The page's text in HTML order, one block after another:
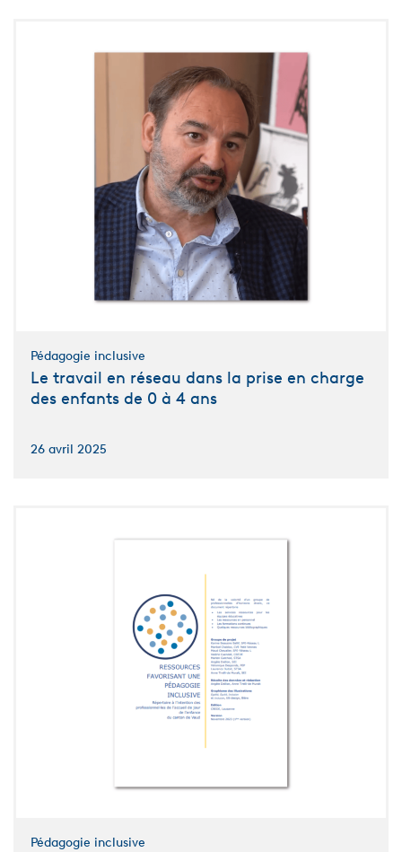
Pédagogie inclusive
Le travail en réseau dans la prise en charge
des enfants de 0 à 4 ans
26 avril 2025
Pédagogie inclusive